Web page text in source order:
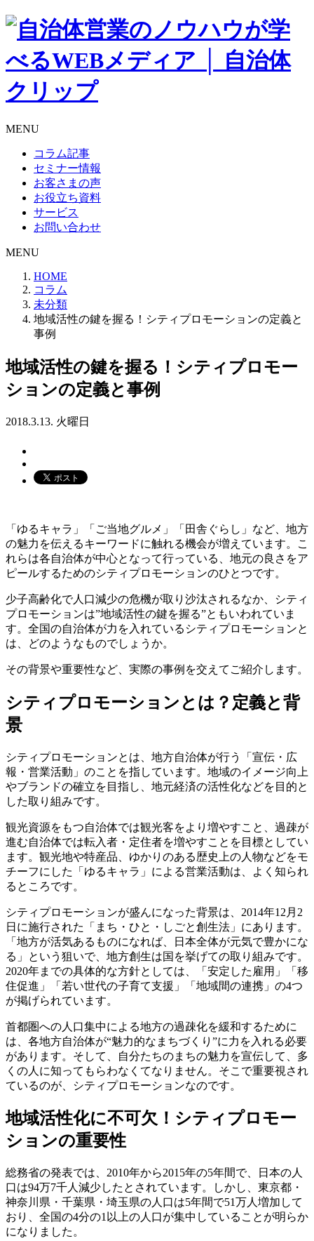
MENU
コラム記事
セミナー情報
お客さまの声
お役立ち資料
サービス
お問い合わせ
MENU
HOME
コラム
未分類
地域活性の鍵を握る！シティプロモーションの定義と
事例
地域活性の鍵を握る！シティプロモー
ションの定義と事例
2018.3.13. 火曜日
「ゆるキャラ」「ご当地グルメ」「田舎ぐらし」など、地方
の魅力を伝えるキーワードに触れる機会が増えています。こ
れらは各自治体が中心となって行っている、地元の良さをア
ピールするためのシティプロモーションのひとつです。
少子高齢化で人口減少の危機が取り沙汰されるなか、シティ
プロモーションは”地域活性の鍵を握る”ともいわれていま
す。全国の自治体が力を入れているシティプロモーションと
は、どのようなものでしょうか。
その背景や重要性など、実際の事例を交えてご紹介します。
シティプロモーションとは？定義と背
景
シティプロモーションとは、地方自治体が行う「宣伝・広
報・営業活動」のことを指しています。地域のイメージ向上
やブランドの確立を目指し、地元経済の活性化などを目的と
した取り組みです。
観光資源をもつ自治体では観光客をより増やすこと、過疎が
進む自治体では転入者・定住者を増やすことを目標としてい
ます。観光地や特産品、ゆかりのある歴史上の人物などをモ
チーフにした「ゆるキャラ」による営業活動は、よく知られ
るところです。
シティプロモーションが盛んになった背景は、2014年12月2
日に施行された「まち・ひと・しごと創生法」にあります。
「地方が活気あるものになれば、日本全体が元気で豊かにな
る」という狙いで、地方創生は国を挙げての取り組みです。
2020年までの具体的な方針としては、「安定した雇用」「移
住促進」「若い世代の子育て支援」「地域間の連携」の4つ
が掲げられています。
首都圏への人口集中による地方の過疎化を緩和するために
は、各地方自治体が“魅力的なまちづくり”に力を入れる必要
があります。そして、自分たちのまちの魅力を宣伝して、多
くの人に知ってもらわなくてなりません。そこで重要視され
ているのが、シティプロモーションなのです。
地域活性化に不可欠！シティプロモー
ションの重要性
総務省の発表では、2010年から2015年の5年間で、日本の人
口は94万7千人減少したとされています。しかし、東京都・
神奈川県・千葉県・埼玉県の人口は5年間で51万人増加して
おり、全国の4分の1以上の人口が集中していることが明らか
になりました。